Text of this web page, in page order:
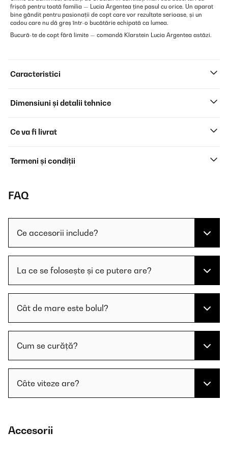
frișcă pentru toată familia — Lucia Argentea ține pasul cu orice. Un aparat
bine gândit pentru pasionații de copt care vor rezultate serioase, și un
cadou care nu dă greș într-o bucătărie echipată ca lumea.
Bucură-te de copt fără limite — comandă Klarstein Lucia Argentea astăzi.
Caracteristici
Dimensiuni și detalii tehnice
Ce va fi livrat
Termeni și condiții
FAQ
Ce accesorii include?
La ce se folosește și ce putere are?
Cât de mare este bolul?
Cum se curăță?
Câte viteze are?
Accesorii